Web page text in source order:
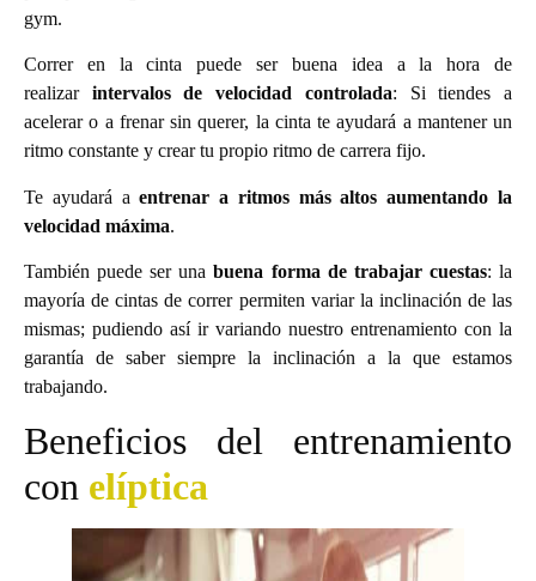
gym.
Correr en la cinta puede ser buena idea a la hora de
realizar intervalos de velocidad controlada: Si tiendes a
acelerar o a frenar sin querer, la cinta te ayudará a mantener un
ritmo constante y crear tu propio ritmo de carrera fijo.
Te ayudará aentrenar a ritmos más altos aumentando la
velocidad máxima.
También puede ser unabuena forma de trabajar cuestas: la
mayoría de cintas de correr permiten variar la inclinación de las
mismas; pudiendo así ir variando nuestro entrenamiento con la
garantía de saber siempre la inclinación a la que estamos
trabajando.
Beneficios del entrenamiento
con elíptica